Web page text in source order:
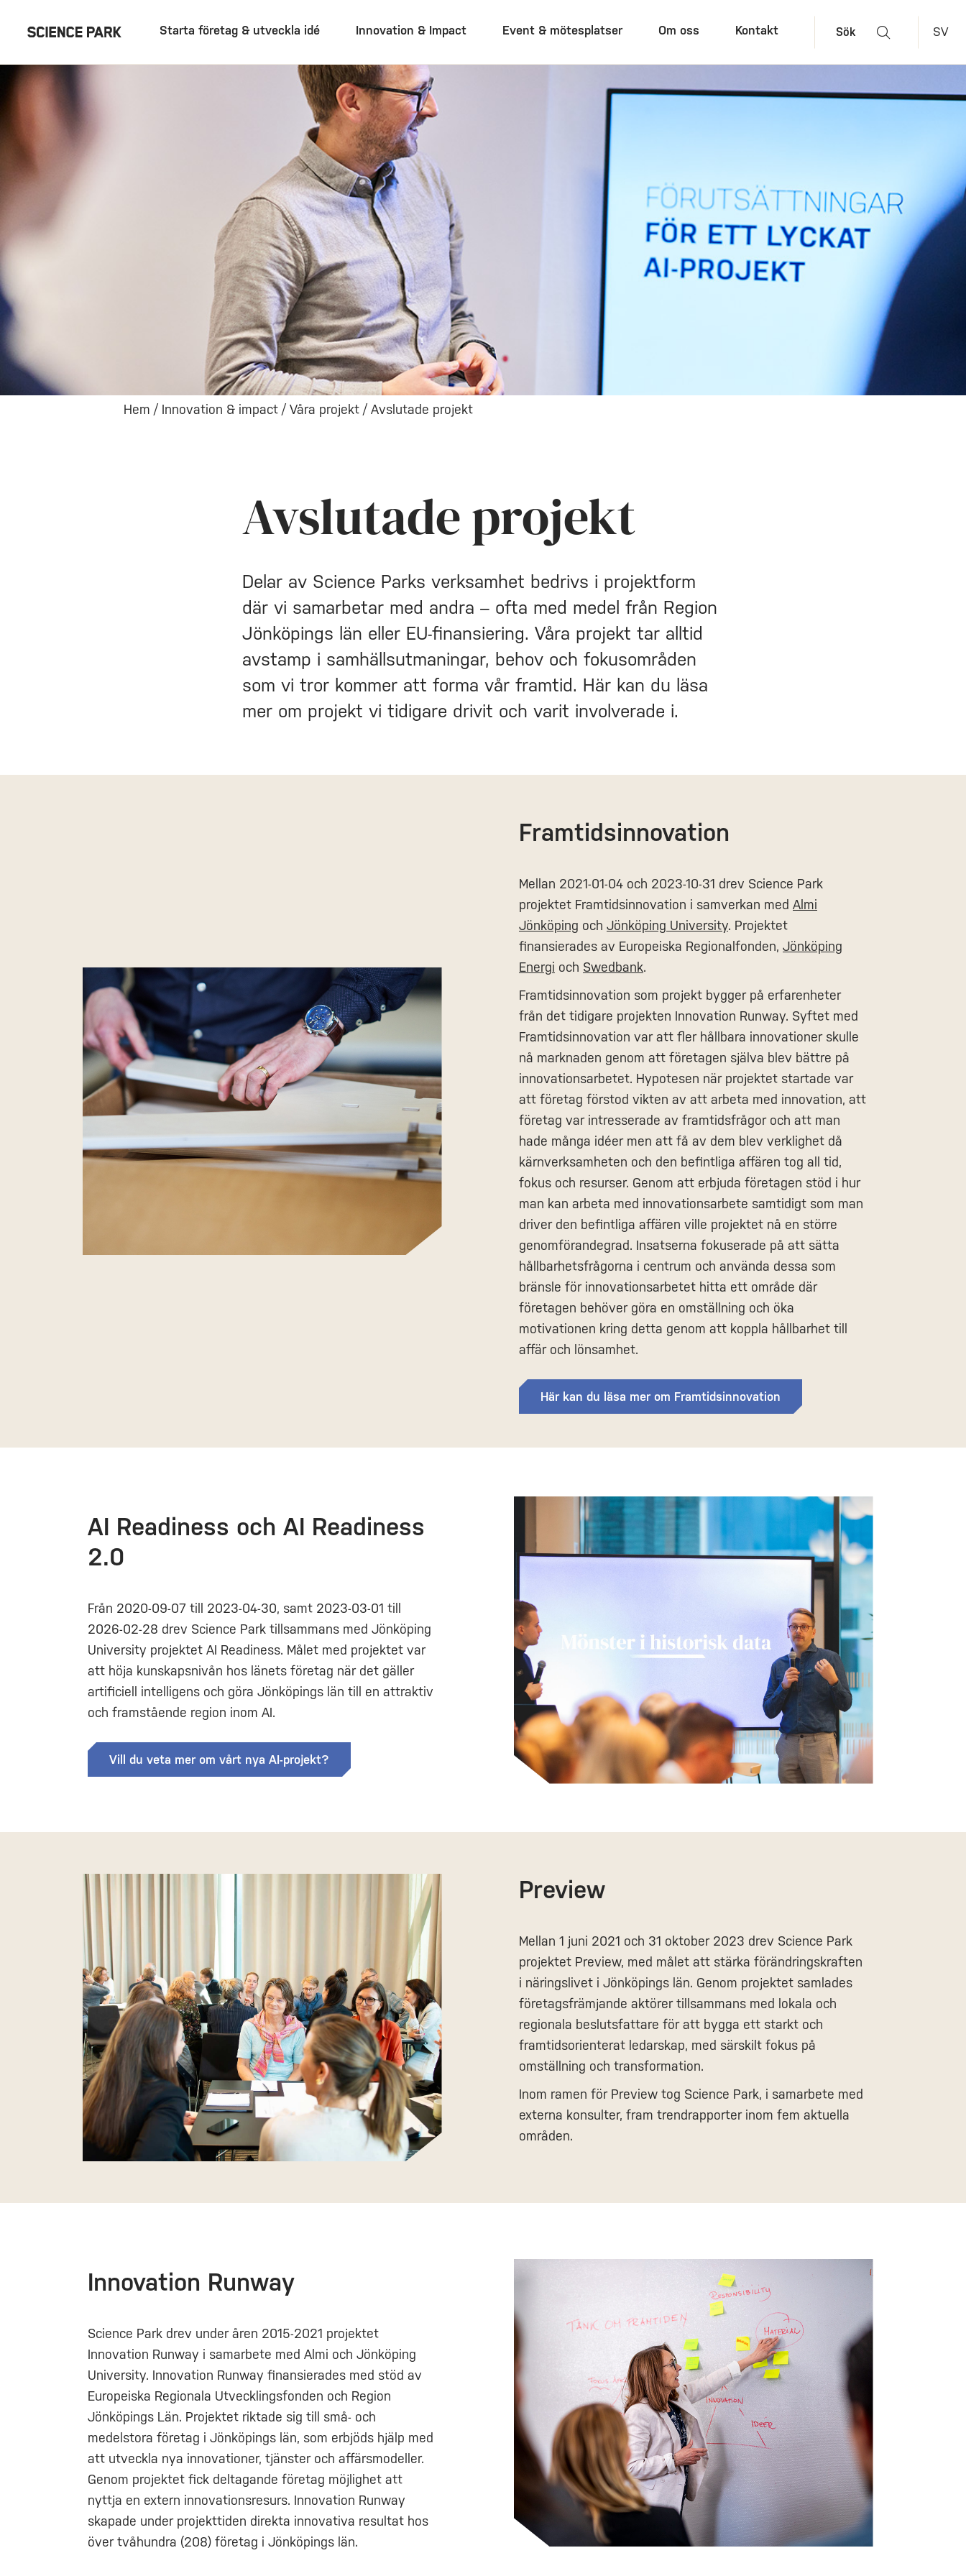
Starta företag & utveckla idé Innovation & Impact Event & mötesplatser Om oss Kontakt Sök SV
Hem / Innovation & impact/ Våra projekt/ Avslutade projekt
Avslutade projekt
Delar av Science Parks verksamhet bedrivs i projektform
där vi samarbetar med andra – ofta med medel från Region
Jönköpings län eller EU-finansiering. Våra projekt tar alltid
avstamp i samhällsutmaningar, behov och fokusområden
som vi tror kommer att forma vår framtid. Här kan du läsa
mer om projekt vi tidigare drivit och varit involverade i.
Framtidsinnovation
Mellan 2021-01-04 och 2023-10-31 drev Science Park
projektet Framtidsinnovation i samverkan med Almi
Jönköping och Jönköping University. Projektet
finansierades av Europeiska Regionalfonden, Jönköping
Energi och Swedbank.
Framtidsinnovation som projekt bygger på erfarenheter
från det tidigare projekten Innovation Runway. Syftet med
Framtidsinnovation var att fler hållbara innovationer skulle
nå marknaden genom att företagen själva blev bättre på
innovationsarbetet. Hypotesen när projektet startade var
att företag förstod vikten av att arbeta med innovation, att
företag var intresserade av framtidsfrågor och att man
hade många idéer men att få av dem blev verklighet då
kärnverksamheten och den befintliga affären tog all tid,
fokus och resurser. Genom att erbjuda företagen stöd i hur
man kan arbeta med innovationsarbete samtidigt som man
driver den befintliga affären ville projektet nå en större
genomförandegrad. Insatserna fokuserade på att sätta
hållbarhetsfrågorna i centrum och använda dessa som
bränsle för innovationsarbetet hitta ett område där
företagen behöver göra en omställning och öka
motivationen kring detta genom att koppla hållbarhet till
affär och lönsamhet.
Här kan du läsa mer om Framtidsinnovation
AI Readiness och AI Readiness
2.0
Från 2020-09-07 till 2023-04-30, samt 2023-03-01 till
2026-02-28 drev Science Park tillsammans med Jönköping
University projektet AI Readiness. Målet med projektet var
att höja kunskapsnivån hos länets företag när det gäller
artificiell intelligens och göra Jönköpings län till en attraktiv
och framstående region inom AI.
Vill du veta mer om vårt nya AI-projekt?
Preview
Mellan 1 juni 2021 och 31 oktober 2023 drev Science Park
projektet Preview, med målet att stärka förändringskraften
i näringslivet i Jönköpings län. Genom projektet samlades
företagsfrämjande aktörer tillsammans med lokala och
regionala beslutsfattare för att bygga ett starkt och
framtidsorienterat ledarskap, med särskilt fokus på
omställning och transformation.
Inom ramen för Preview tog Science Park, i samarbete med
externa konsulter, fram trendrapporter inom fem aktuella
områden.
Innovation Runway
Science Park drev under åren 2015-2021 projektet
Innovation Runway i samarbete med Almi och Jönköping
University. Innovation Runway finansierades med stöd av
Europeiska Regionala Utvecklingsfonden och Region
Jönköpings Län. Projektet riktade sig till små- och
medelstora företag i Jönköpings län, som erbjöds hjälp med
att utveckla nya innovationer, tjänster och affärsmodeller.
Genom projektet fick deltagande företag möjlighet att
nyttja en extern innovationsresurs. Innovation Runway
skapade under projekttiden direkta innovativa resultat hos
över tvåhundra (208) företag i Jönköpings län.